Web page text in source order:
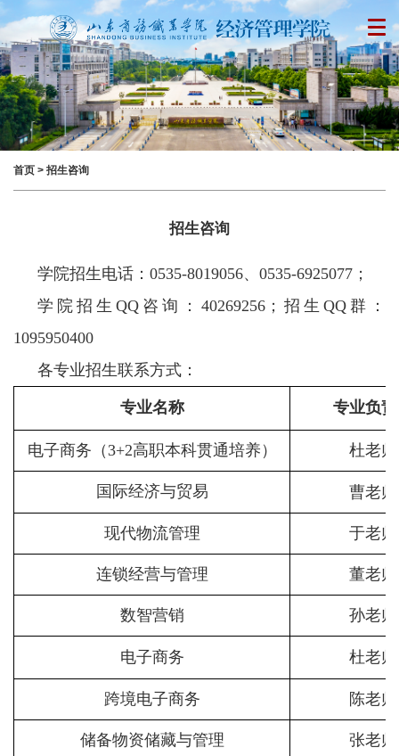
首页 > 招生咨询
招生咨询
学院招生电话：0535-8019056、0535-6925077；
学院招生QQ咨询：40269256；招生QQ群：
1095950400
各专业招生联系方式：
专业名称 专业负
电子商务（3+2高职本科贯通培养） 杜老师
国际经济与贸易 曹老师
现代物流管理 于老师
连锁经营与管理 董老师
数智营销 孙老师
电子商务 杜老师
跨境电子商务 陈老师
储备物资储藏与管理 张老师